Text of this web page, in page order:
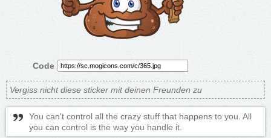
Code
Vergiss nicht diese sticker mit deinen Freunden zu
You can't control all the crazy stuff that happens to you. All
you can control is the way you handle it.